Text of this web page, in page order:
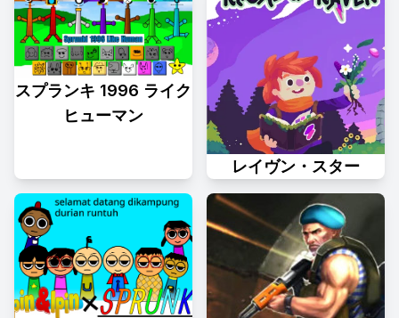
スプランキ 1996 ライク
ヒューマン
レイヴン・スター